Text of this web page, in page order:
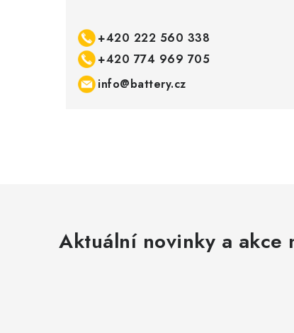
+420 222 560 338
+420 774 969 705
info@battery.cz
Aktuální novinky a akce